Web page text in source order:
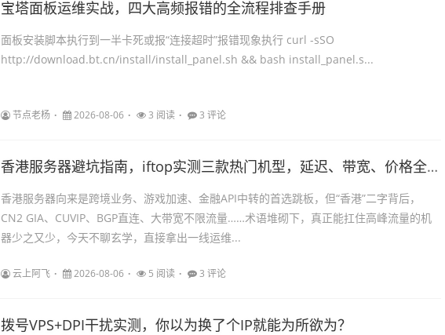
宝塔面板运维实战，四大高频报错的全流程排查手册
面板安装脚本执行到一半卡死或报“连接超时”报错现象执行 curl -sSO
http://download.bt.cn/install/install_panel.sh && bash install_panel.s...
节点老杨 2026-08-06 3 阅读 3 评论
香港服务器避坑指南，iftop实测三款热门机型，延迟、带宽、价格全拆解
香港服务器向来是跨境业务、游戏加速、金融API中转的首选跳板，但“香港”二字背后，
CN2 GIA、CUVIP、BGP直连、大带宽不限流量……术语堆砌下，真正能扛住高峰流量的机
器少之又少，今天不聊玄学，直接拿出一线运维...
云上阿飞 2026-08-06 5 阅读 3 评论
拨号VPS+DPI干扰实测，你以为换了个IP就能为所欲为？